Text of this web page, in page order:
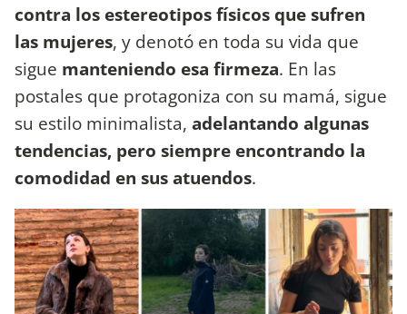
contra los estereotipos físicos que sufren
las mujeres, y denotó en toda su vida que
sigue manteniendo esa firmeza. En las
postales que protagoniza con su mamá, sigue
su estilo minimalista, adelantando algunas
tendencias, pero siempre encontrando la
comodidad en sus atuendos.